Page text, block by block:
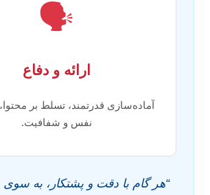
🗣️
ارائه و دفاع
آماده‌سازی قدرتمند، تسلط بر محتوا،
نفس و شفافیت.
“هر گام با دقت و پشتکار، به سوی